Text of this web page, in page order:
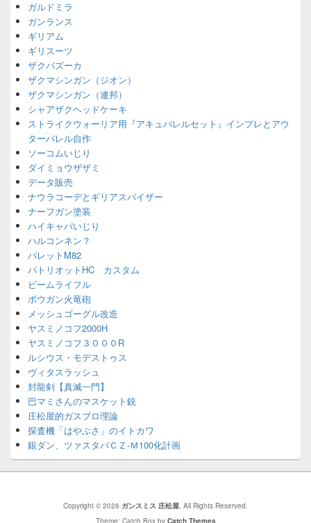
ガルドミラ
ガンランス
ギリアム
ギリスーツ
ザクバズーカ
ザクマシンガン（ジオン）
ザクマシンガン（連邦）
シャアザクヘッドケーキ
ストライクウォーリア用『アキュバレルセット』インプレとアウ
ターバレル自作
ソーコムいじり
ダイミョウザザミ
データ販売
ナウラコーデとギリアスバイザー
ナーフガン塗装
ハイキャパいじり
ハルコンネン？
バレットM82
パトリオットHC カスタム
ビームライフル
ボウガン火竜砲
メッシュゴーグル改造
ヤスミノコフ2000H
ヤスミノコフ３０００R
ルシウス・モデストゥス
ヴィタスラッシュ
封龍剣【真滅一門】
巴マミさんのマスケット銃
庄松屋的ガスブロ理論
探査機「はやぶさ」のイトカワ
銀ダン、ツァスタバＣＺ-Ｍ100化計画
Copyright © 2026 ガンスミス 庄松屋. All Rights Reserved.
Theme: Catch Box by Catch Themes